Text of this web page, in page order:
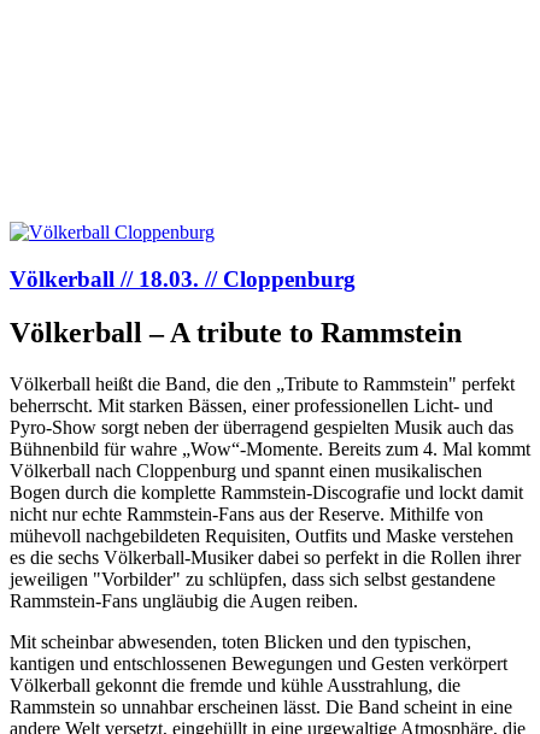
Völkerball // 18.03. // Cloppenburg
Völkerball – A tribute to Rammstein
Völkerball heißt die Band, die den „Tribute to Rammstein" perfekt
beherrscht. Mit starken Bässen, einer professionellen Licht- und
Pyro-Show sorgt neben der überragend gespielten Musik auch das
Bühnenbild für wahre „Wow“-Momente. Bereits zum 4. Mal kommt
Völkerball nach Cloppenburg und spannt einen musikalischen
Bogen durch die komplette Rammstein-Discografie und lockt damit
nicht nur echte Rammstein-Fans aus der Reserve. Mithilfe von
mühevoll nachgebildeten Requisiten, Outfits und Maske verstehen
es die sechs Völkerball-Musiker dabei so perfekt in die Rollen ihrer
jeweiligen "Vorbilder" zu schlüpfen, dass sich selbst gestandene
Rammstein-Fans ungläubig die Augen reiben.
Mit scheinbar abwesenden, toten Blicken und den typischen,
kantigen und entschlossenen Bewegungen und Gesten verkörpert
Völkerball gekonnt die fremde und kühle Ausstrahlung, die
Rammstein so unnahbar erscheinen lässt. Die Band scheint in eine
andere Welt versetzt, eingehüllt in eine urgewaltige Atmosphäre, die